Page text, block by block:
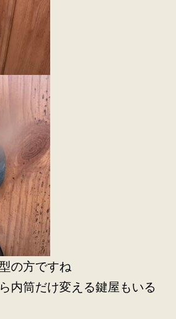
の方ですね
内筒だけ変える鍵屋もいる